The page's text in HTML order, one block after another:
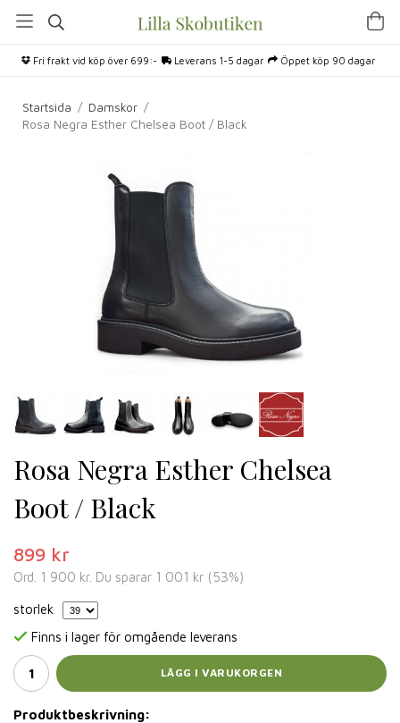
Fri frakt vid köp över 699:- Leverans 1-5 dagar Öppet köp 90 dagar
Startsida / Damskor /
Rosa Negra Esther Chelsea Boot / Black
Rosa Negra Esther Chelsea
Boot / Black
899 kr
Ord. 1 900 kr. Du sparar 1 001 kr (53%)
storlek
Finns i lager för omgående leverans
LÄGG I VARUKORGEN
Produktbeskrivning: